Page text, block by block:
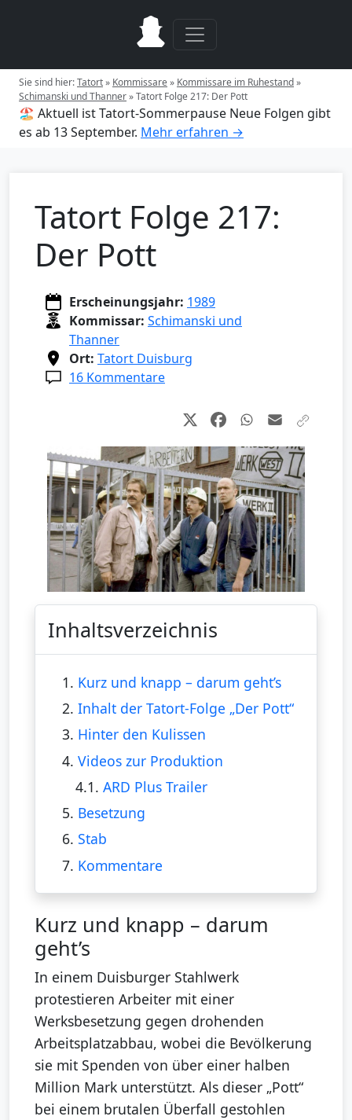
Sie sind hier:Tatort» Kommissare» Kommissare im Ruhestand»
Schimanski und Thanner»Tatort Folge 217: Der Pott
🏖️ Aktuell ist Tatort-Sommerpause Neue Folgen gibt
es ab 13 September. Mehr erfahren →
Tatort Folge 217:
Der Pott
Erscheinungsjahr: 1989
Kommissar: Schimanski und
Thanner
Ort: Tatort Duisburg
16 Kommentare
Inhaltsverzeichnis
1. Kurz und knapp – darum geht’s
2. Inhalt der Tatort-Folge „Der Pott“
3. Hinter den Kulissen
4. Videos zur Produktion
4.1.ARD Plus Trailer
5. Besetzung
6. Stab
7. Kommentare
Kurz und knapp – darum
geht’s
In einem Duisburger Stahlwerk
protestieren Arbeiter mit einer
Werksbesetzung gegen drohenden
Arbeitsplatzabbau, wobei die Bevölkerung
sie mit Spenden von über einer halben
Million Mark unterstützt. Als dieser „Pott“
bei einem brutalen Überfall gestohlen